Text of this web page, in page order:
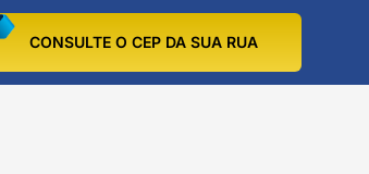
CONSULTE O CEP DA SUA RUA